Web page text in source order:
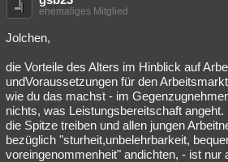
ehemaliges Mitglied
Jolchen,
die Vorteile des Alters im Hinblick auf
undVoraussetzungen für den
wie du das machst - im
nichts, was Leistungsbereitschaft
die Spitze treiben und allen jungen
bezüglich "sturheit,unbelehrbarkeit,
voreingenommenheit" andichten, - ist nur